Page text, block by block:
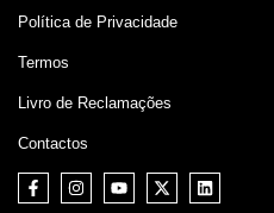
Política de Privacidade
Termos
Livro de Reclamações
Contactos